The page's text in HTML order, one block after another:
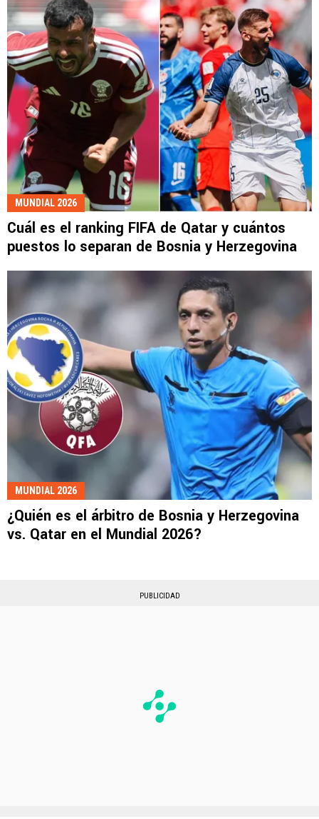
MUNDIAL 2026
Cuál es el ranking FIFA de Qatar y cuántos
puestos lo separan de Bosnia y Herzegovina
MUNDIAL 2026
¿Quién es el árbitro de Bosnia y Herzegovina
vs. Qatar en el Mundial 2026?
PUBLICIDAD